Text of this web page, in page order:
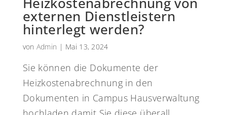
externen Dienstleistern
hinterlegt werden?
von Admin | Mai 13, 2024
Sie können die Dokumente der
Heizkostenabrechnung in den
Dokumenten in Campus Hausverwaltung